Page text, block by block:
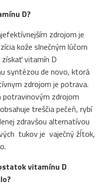
D?
zdrojom je
kože slnečným lúčom
získať vitamín D
syntézou de novo, ktorá
zdrojom je potrava.
potravinovým zdrojom
treščia pečeň, rybí
zdravšou alternatívou
tukov je vaječný žĺtok,
vitamínu D